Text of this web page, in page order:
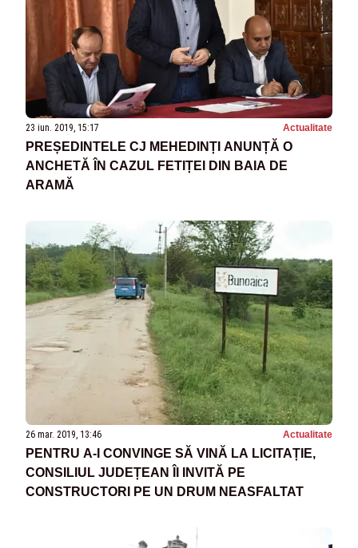
23 iun. 2019, 15:17 Actualitate
PREȘEDINTELE CJ MEHEDINȚI ANUNȚĂ O
ANCHETĂ ÎN CAZUL FETIȚEI DIN BAIA DE
ARAMĂ
26 mar. 2019, 13:46 Actualitate
PENTRU A-I CONVINGE SĂ VINĂ LA LICITAȚIE,
CONSILIUL JUDEȚEAN ÎI INVITĂ PE
CONSTRUCTORI PE UN DRUM NEASFALTAT